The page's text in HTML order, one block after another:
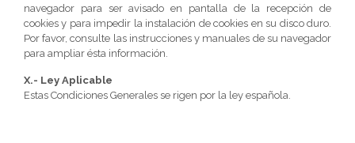
navegador para ser avisado en pantalla de la recepción de
cookies y para impedir la instalación de cookies en su disco duro.
Por favor, consulte las instrucciones y manuales de su navegador
para ampliar ésta información.
X.- Ley Aplicable
Estas Condiciones Generales se rigen por la ley española.